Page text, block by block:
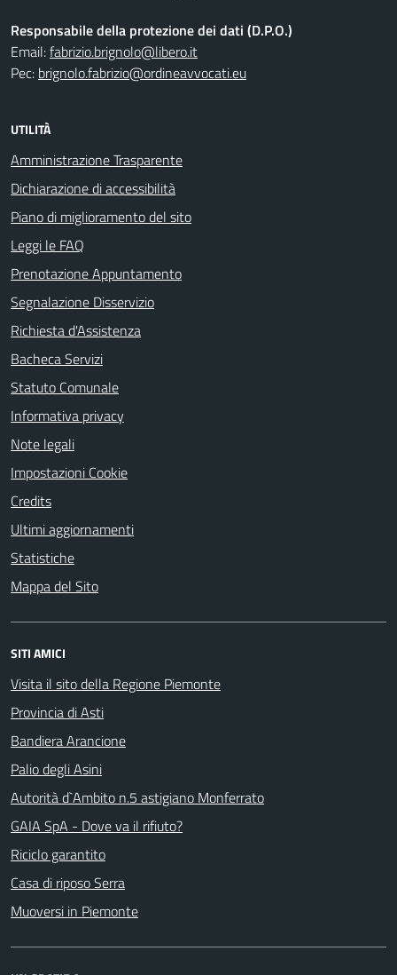
Responsabile della protezione dei dati (D.P.O.)
Email:fabrizio.brignolo@libero.it
Pec: brignolo.fabrizio@ordineavvocati.eu
UTILITÀ
Amministrazione Trasparente
Dichiarazione di accessibilità
Piano di miglioramento del sito
Leggi le FAQ
Prenotazione Appuntamento
Segnalazione Disservizio
Richiesta d'Assistenza
Bacheca Servizi
Statuto Comunale
Informativa privacy
Note legali
Impostazioni Cookie
Credits
Ultimi aggiornamenti
Statistiche
Mappa del Sito
SITI AMICI
Visita il sito della Regione Piemonte
Provincia di Asti
Bandiera Arancione
Palio degli Asini
Autorità d`Ambito n.5 astigiano Monferrato
GAIA SpA - Dove va il rifiuto?
Riciclo garantito
Casa di riposo Serra
Muoversi in Piemonte